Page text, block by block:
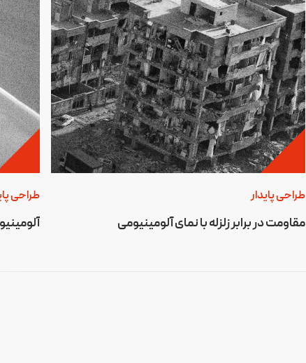
طراحی پایدار
مقاومت در برابر زلزله با نمای آلومینیومی
طراحی